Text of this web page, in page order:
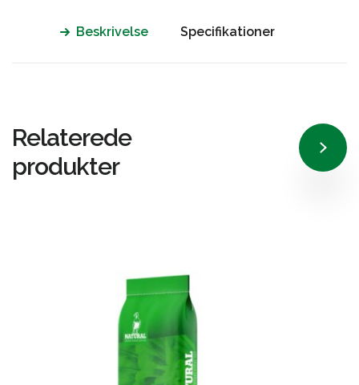
Beskrivelse Specifikationer
Relaterede
produkter